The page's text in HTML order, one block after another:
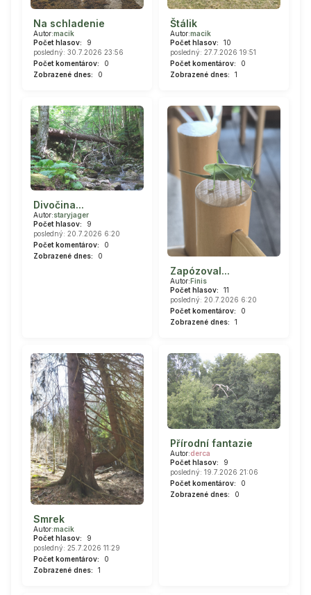
Na schladenie
Autor:macik
Počet hlasov:
9
posledný: 30.7.2026 23:56
Počet komentárov:
0
Zobrazené dnes:
0
Štálik
Autor:macik
Počet hlasov:
10
posledný: 27.7.2026 19:51
Počet komentárov:
0
Zobrazené dnes:
1
Divočina...
Autor:staryjager
Počet hlasov:
9
posledný: 20.7.2026 6:20
Počet komentárov:
0
Zobrazené dnes:
0
Zapózoval...
Autor: Finis
Počet hlasov:
11
posledný: 20.7.2026 6:20
Počet komentárov:
0
Zobrazené dnes:
1
Smrek
Autor:macik
Počet hlasov:
9
posledný: 25.7.2026 11:29
Počet komentárov:
0
Zobrazené dnes:
1
Přírodní fantazie
Autor:derca
Počet hlasov:
9
posledný: 19.7.2026 21:06
Počet komentárov:
0
Zobrazené dnes:
0